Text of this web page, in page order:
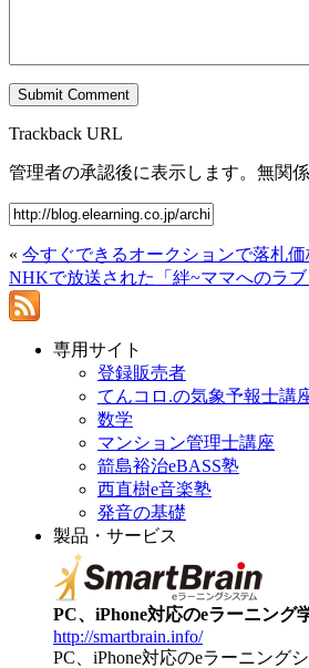
Trackback URL
管理者の承認後に表示します。無関
« 今すぐできるオークションで落札
NHKで放送された「絆~ママへのラ
専用サイト
登録販売者
てんコロ.の気象予報士講
数学
マンション管理士講座
箭島裕治eBASS塾
西直樹e音楽塾
発音の基礎
製品・サービス
PC、iPhone対応のeラーニング
http://smartbrain.info/
PC、iPhone対応のeラーニング